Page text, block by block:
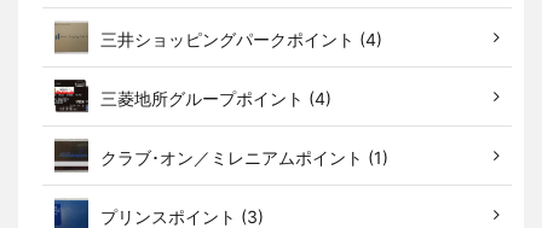
三井ショッピングパークポイント (4)
三菱地所グループポイント (4)
クラブ･オン／ミレニアムポイント (1)
プリンスポイント (3)